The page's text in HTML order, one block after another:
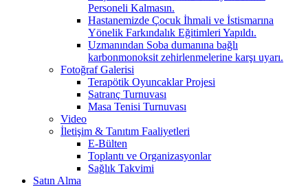
Personeli Kalmasın.
Hastanemizde Çocuk İhmali ve İstismarına
Yönelik Farkındalık Eğitimleri Yapıldı.
Uzmanından Soba dumanına bağlı
karbonmonoksit zehirlenmelerine karşı uyarı.
Fotoğraf Galerisi
Terapötik Oyuncaklar Projesi
Satranç Turnuvası
Masa Tenisi Turnuvası
Video
İletişim & Tanıtım Faaliyetleri
E-Bülten
Toplantı ve Organizasyonlar
Sağlık Takvimi
Satın Alma